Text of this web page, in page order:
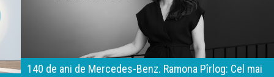
140 de ani de Mercedes-Benz. Ramona Pîrlog: Cel mai